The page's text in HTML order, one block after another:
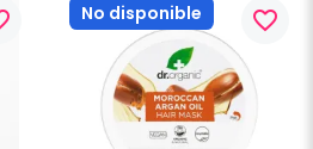
No disponible favorite_border